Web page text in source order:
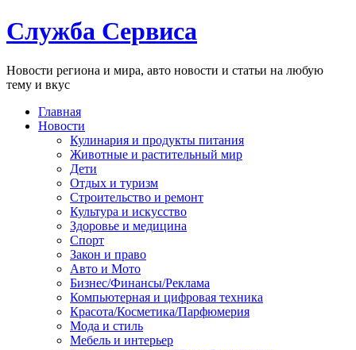
Служба Сервиса
Новости региона и мира, авто новости и статьи на любую
тему и вкус
Главная
Новости
Кулинария и продукты питания
Животные и растительный мир
Дети
Отдых и туризм
Строительство и ремонт
Культура и искусство
Здоровье и медицина
Спорт
Закон и право
Авто и Мото
Бизнес/Финансы/Реклама
Компьютерная и цифровая техника
Красота/Косметика/Парфюмерия
Мода и стиль
Мебель и интерьер